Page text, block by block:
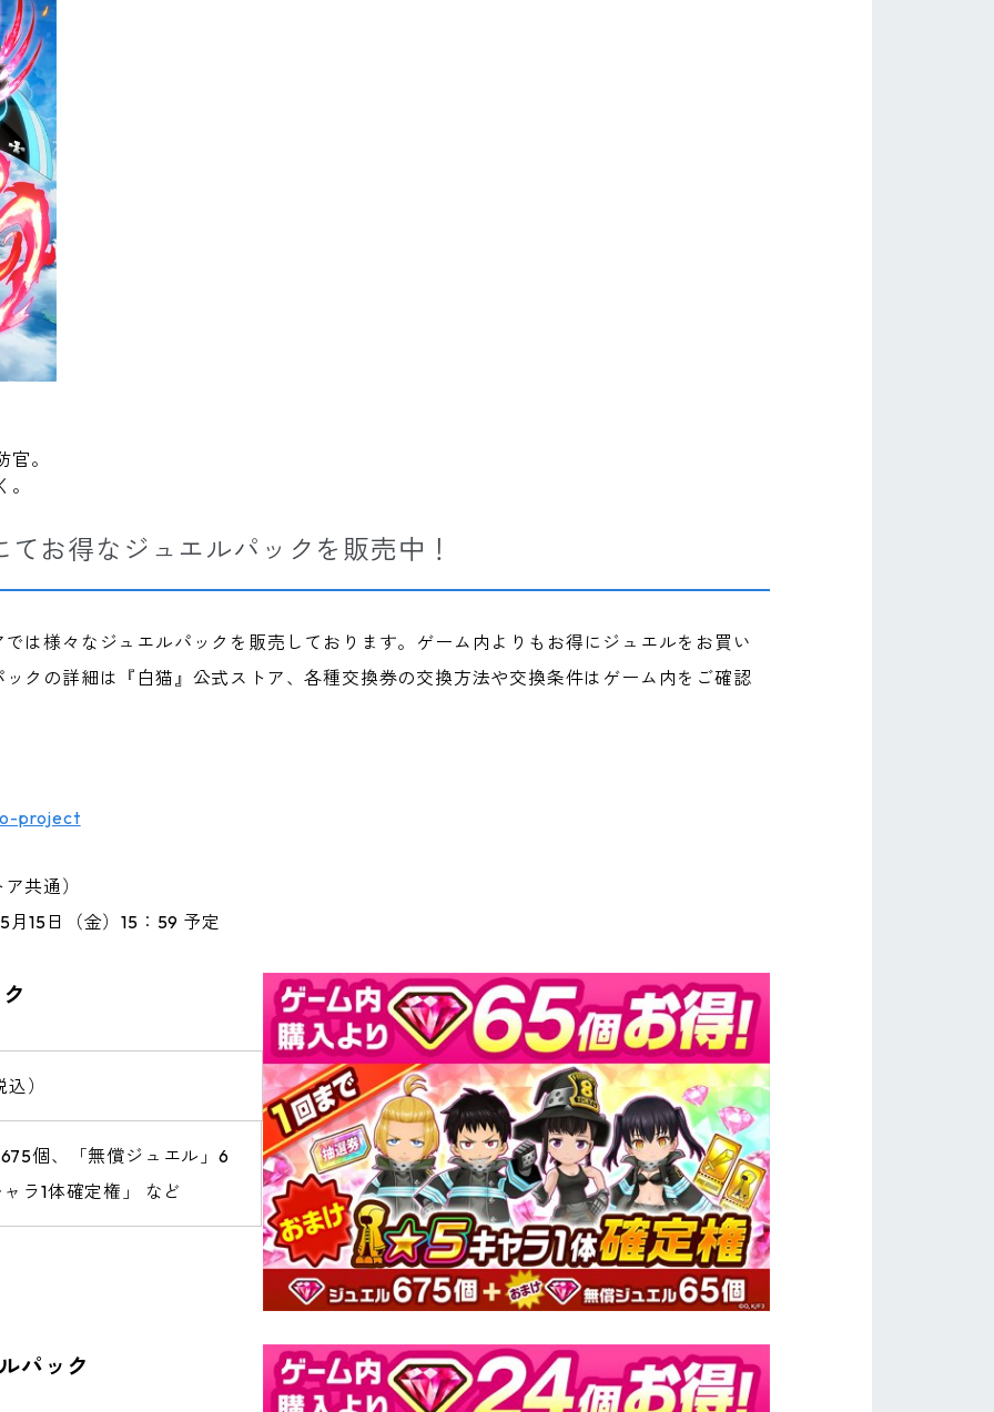
。
お得なジュエルパックを販売中！
は様々なジュエルパックを販売しております。ゲーム内よりもお得にジュエルをお買い
クの詳細は『白猫』公式ストア、各種交換券の交換方法や交換条件はゲーム内をご確認
project
共通）
15日（金）15：59 予定
）
個、「無償ジュエル」6
ラ1体確定権」 など
パック